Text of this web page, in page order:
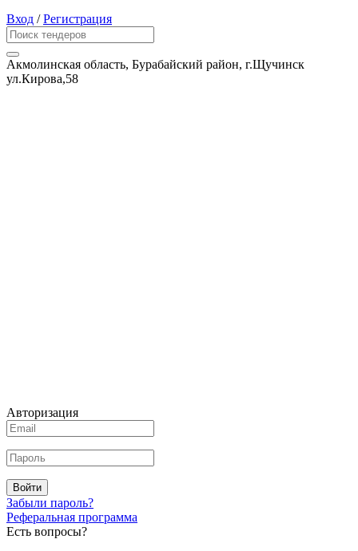
Вход /Регистрация
Акмолинская область, Бурабайский район, г.Щучинск
ул.Кирова,58
Авторизация
Войти
Забыли пароль?
Реферальная программа
Есть вопросы?